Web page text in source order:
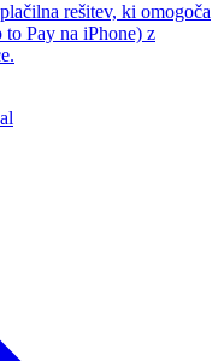
rešitev, ki omogoča
Pay na iPhone) z